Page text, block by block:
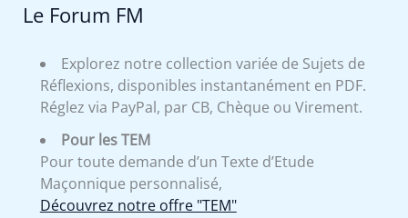
Le Forum FM
Explorez notre collection variée de Sujets de
Réflexions, disponibles instantanément en PDF.
Réglez via PayPal, par CB, Chèque ou Virement.
Pour les TEM
Pour toute demande d’un Texte d’Etude
Maçonnique personnalisé,
Découvrez notre offre "TEM"